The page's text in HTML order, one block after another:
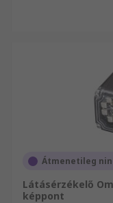
Átmenetileg
Látásérzékelő
képpont